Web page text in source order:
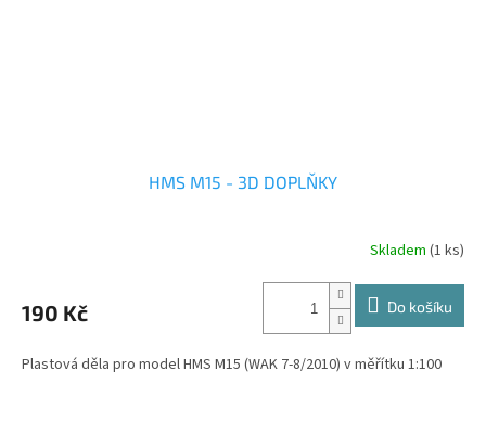
HMS M15 - 3D DOPLŇKY
Skladem (1 ks)
190 Kč Do košíku
Plastová děla pro model HMS M15 (WAK 7-8/2010) v měřítku 1:100